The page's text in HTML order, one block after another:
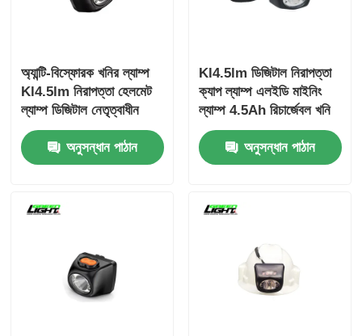
অ্যান্টি-বিস্ফোরক খনির ল্যাম্প
Kl4.5lm নিরাপত্তা হেলমেট
ল্যাম্প ডিজিটাল নেতৃত্বাধীন
কর্ডলেস ক্যাপ ল্যাম্প
অনুসন্ধান পাঠান
Kl4.5lm ডিজিটাল নিরাপত্তা
ক্যাপ ল্যাম্প এলইডি মাইনিং
ল্যাম্প 4.5Ah রিচার্জেবল খনি
শ্রমিকদের হেলমেট ল্যাম্প
হেডল্যাম্প শিল্পখাতের জন্য
অনুসন্ধান পাঠান